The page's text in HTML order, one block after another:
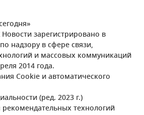
зарегистрировано в
надзору в сфере связи,
и массовых коммуникаций
2014 года.
Cookie и автоматического
(ред. 2023 г.)
технологий